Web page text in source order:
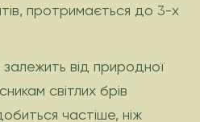
протримається до 3-х
від природної
світлих брів
частіше, ніж